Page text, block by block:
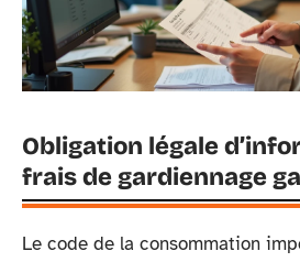
Obligation légale
frais de gardiennage
Le code de la consommation